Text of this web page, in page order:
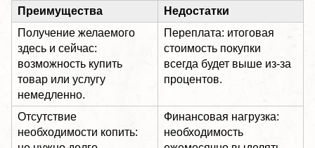
Преимущества
Недостатки
Получение желаемого
здесь и сейчас:
возможность купить
товар или услугу
немедленно.
Переплата: итоговая
стоимость покупки
всегда будет выше из-за
процентов.
Отсутствие
необходимости копить:
Финансовая нагрузка:
необходимость